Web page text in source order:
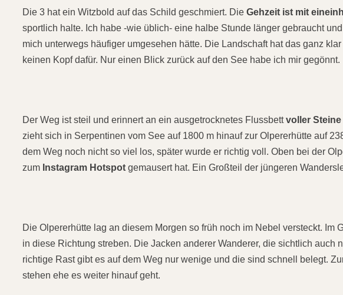
Die 3 hat ein Witzbold auf das Schild geschmiert. DieGehzeit ist mit
sportlich halte. Ich habe -wie üblich- eine halbe Stunde länger gebraucht
mich unterwegs häufiger umgesehen hätte. Die Landschaft hat das ganz
keinen Kopf dafür. Nur einen Blick zurück auf den See habe ich mir gegönnt.
Der Weg ist steil und erinnert an ein ausgetrocknetes Flussbettvoller
zieht sich in Serpentinen vom See auf 1800 m hinauf zur Olpererhütte auf
dem Weg noch nicht so viel los, später wurde er richtig voll. Oben bei der
zum Instagram Hotspot gemausert hat. Ein Großteil der jüngeren
Die Olpererhütte lag an diesem Morgen so früh noch im Nebel versteckt.
in diese Richtung streben. Die Jacken anderer Wanderer, die sichtlich auch
richtige Rast gibt es auf dem Weg nur wenige und die sind schnell belegt.
stehen ehe es weiter hinauf geht.